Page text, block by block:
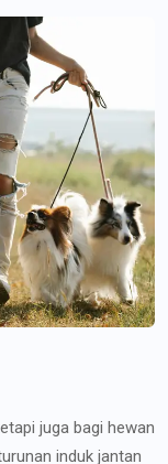
juga bagi hewan
induk jantan